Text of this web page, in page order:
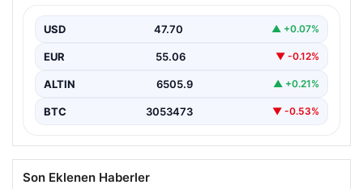
Adıyaman'da hayatlarını sürdüren Abuzer ve Zeynep
USD 47.70 ▲ +0.07%
EUR 55.06 ▼ -0.12%
ALTIN 6505.9 ▲ +0.21%
BTC 3053473 ▼ -0.53%
Son Eklenen Haberler